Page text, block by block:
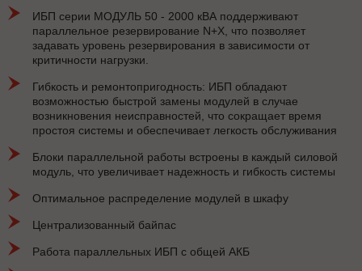
ИБП серии МОДУЛЬ 50 - 2000 кВА поддерживают
параллельное резервирование N+X, что позволяет
задавать уровень резервирования в зависимости от
критичности нагрузки.
Гибкость и ремонтопригодность: ИБП обладают
возможностью быстрой замены модулей в случае
возникновения неисправностей, что сокращает время
простоя системы и обеспечивает легкость обслуживания
Блоки параллельной работы встроены в каждый силовой
модуль, что увеличивает надежность и гибкость системы
Оптимальное распределение модулей в шкафу
Централизованный байпас
Работа параллельных ИБП с общей АКБ